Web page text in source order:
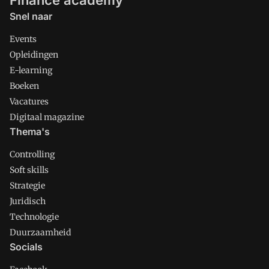
Snel naar
Events
Opleidingen
E-learning
Boeken
Vacatures
Digitaal magazine
Thema's
Controlling
Soft skills
Strategie
Juridisch
Technologie
Duurzaamheid
Socials